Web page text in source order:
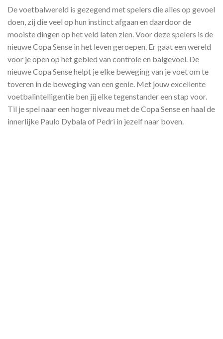
De voetbalwereld is gezegend met spelers die alles op gevoel
doen, zij die veel op hun instinct afgaan en daardoor de
mooiste dingen op het veld laten zien. Voor deze spelers is de
nieuwe Copa Sense in het leven geroepen. Er gaat een wereld
voor je open op het gebied van controle en balgevoel. De
nieuwe Copa Sense helpt je elke beweging van je voet om te
toveren in de beweging van een genie. Met jouw excellente
voetbalintelligentie ben jij elke tegenstander een stap voor.
Til je spel naar een hoger niveau met de Copa Sense en haal de
innerlijke Paulo Dybala of Pedri in jezelf naar boven.